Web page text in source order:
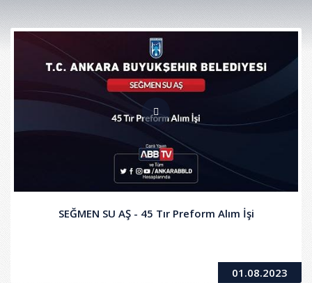
SEĞMEN SU AŞ - 45 Tır Preform Alım İşi
01.08.2023